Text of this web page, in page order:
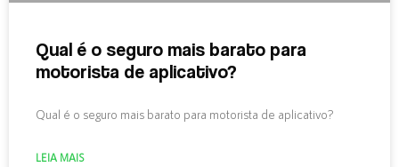
Qual é o seguro mais barato para
motorista de aplicativo?
Qual é o seguro mais barato para motorista de aplicativo?
LEIA MAIS